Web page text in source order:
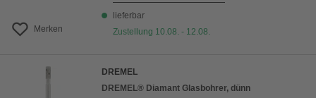
Merken
lieferbar
Zustellung 10.08. - 12.08.
DREMEL
DREMEL® Diamant Glasbohrer, dünn